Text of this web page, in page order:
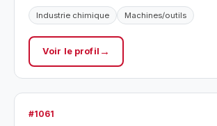
Industrie chimique Machines/outils
Voir le profil
#1061